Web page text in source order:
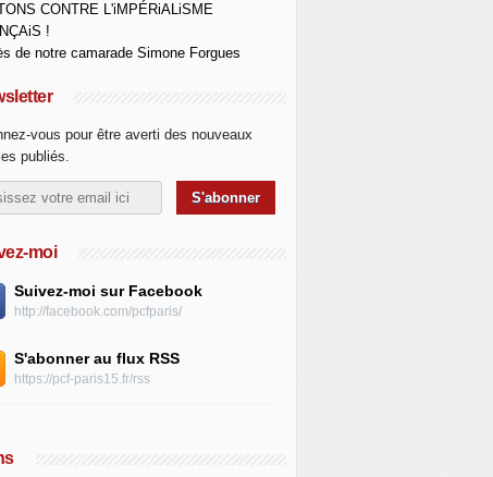
CONTRE L'iMPÉRiALiSME
!
de notre camarade Simone Forgues
vous pour être averti des nouveaux
publiés.
moi
Suivez-moi sur Facebook
http://facebook.com/pcfparis/
S'abonner au flux RSS
https://pcf-paris15.fr/rss